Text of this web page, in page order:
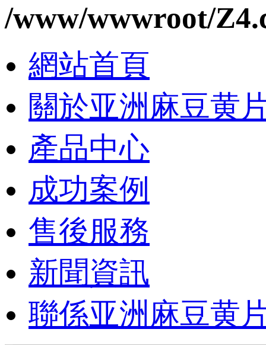
/www/wwwroot/
網站首頁
關於亚洲麻豆黄
產品中心
成功案例
售後服務
新聞資訊
聯係亚洲麻豆黄